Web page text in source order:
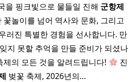
을 핑크빛으로 물들일 진해 군항제
꽃놀이를 넘어 역사와 문화, 그리고
러진 특별한 경험을 선사합니다. 만
지 못할 추억을 만들 준비가 되셨나
제의 모든 것을 알려드립니다!
진
벚꽃 축제, 2026년의…